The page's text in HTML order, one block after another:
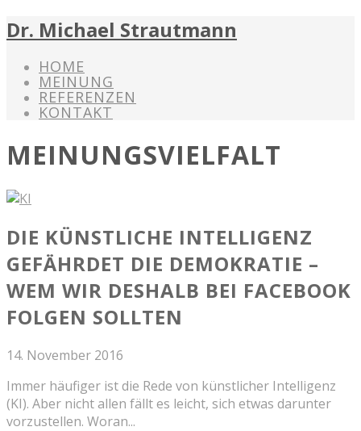
Dr. Michael Strautmann
HOME
MEINUNG
REFERENZEN
KONTAKT
MEINUNGSVIELFALT
DIE KÜNSTLICHE INTELLIGENZ
GEFÄHRDET DIE DEMOKRATIE –
WEM WIR DESHALB BEI FACEBOOK
FOLGEN SOLLTEN
14. November 2016
Immer häufiger ist die Rede von künstlicher Intelligenz
(KI). Aber nicht allen fällt es leicht, sich etwas darunter
vorzustellen. Woran...